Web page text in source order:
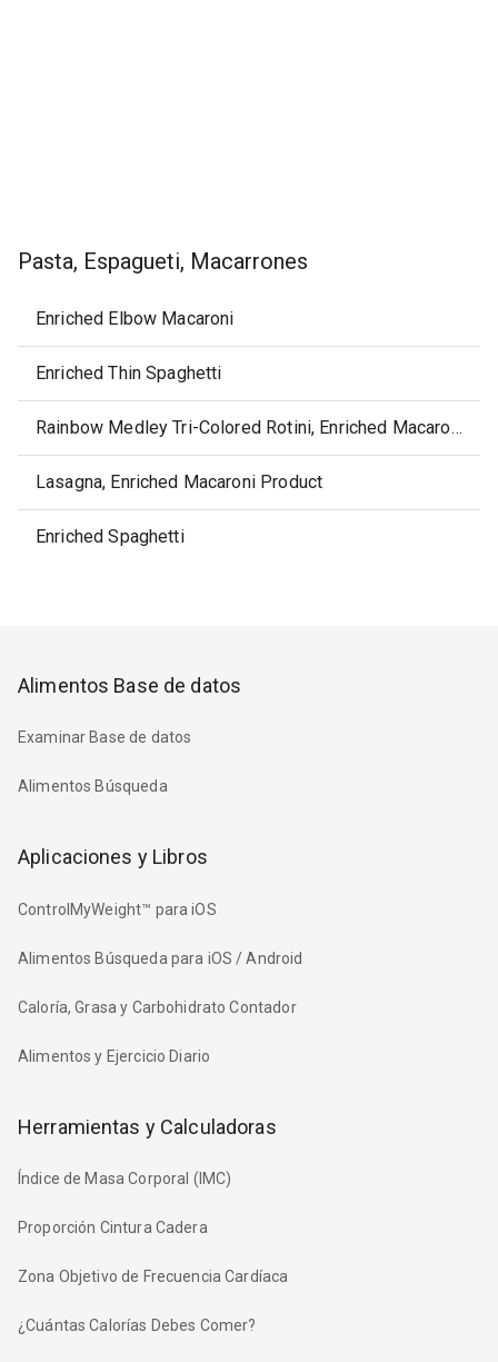
Pasta, Espagueti, Macarrones
Enriched Elbow Macaroni
Enriched Thin Spaghetti
Rainbow Medley Tri-Colored Rotini, Enriched Macaroni Product
Lasagna, Enriched Macaroni Product
Enriched Spaghetti
Alimentos Base de datos
Examinar Base de datos
Alimentos Búsqueda
Aplicaciones y Libros
ControlMyWeight™ para iOS
Alimentos Búsqueda para iOS / Android
Caloría, Grasa y Carbohidrato Contador
Alimentos y Ejercicio Diario
Herramientas y Calculadoras
Índice de Masa Corporal (IMC)
Proporción Cintura Cadera
Zona Objetivo de Frecuencia Cardíaca
¿Cuántas Calorías Debes Comer?